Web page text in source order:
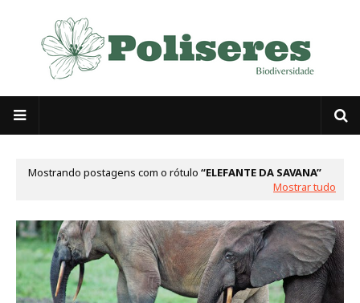
Mostrando postagens com o rótulo
ELEFANTE DA SAVANA
Mostrar tudo